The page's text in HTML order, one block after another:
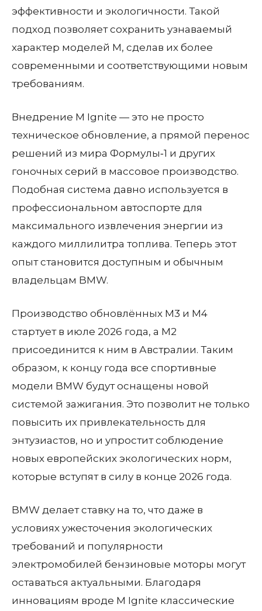
эффективности и экологичности. Такой
подход позволяет сохранить узнаваемый
характер моделей M, сделав их более
современными и соответствующими новым
требованиям.
Внедрение M Ignite — это не просто
техническое обновление, а прямой перенос
решений из мира Формулы‑1 и других
гоночных серий в массовое производство.
Подобная система давно используется в
профессиональном автоспорте для
максимального извлечения энергии из
каждого миллилитра топлива. Теперь этот
опыт становится доступным и обычным
владельцам BMW.
Производство обновлённых M3 и M4
стартует в июле 2026 года, а M2
присоединится к ним в Австралии. Таким
образом, к концу года все спортивные
модели BMW будут оснащены новой
системой зажигания. Это позволит не только
повысить их привлекательность для
энтузиастов, но и упростит соблюдение
новых европейских экологических норм,
которые вступят в силу в конце 2026 года.
BMW делает ставку на то, что даже в
условиях ужесточения экологических
требований и популярности
электромобилей бензиновые моторы могут
оставаться актуальными. Благодаря
инновациям вроде M Ignite классические